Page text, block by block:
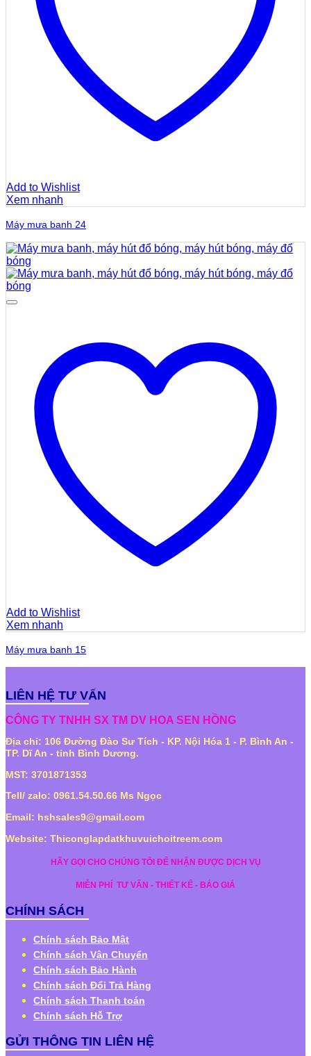
Add to Wishlist
Xem nhanh
Máy mưa banh 24
Add to Wishlist
Xem nhanh
Máy mưa banh 15
LIÊN HỆ TƯ VẤN
CÔNG TY TNHH SX TM DV HOA SEN HỒNG
Địa chỉ: 106 Đường Đào Sư Tích - KP. Nội Hóa 1 - P. Bình An -
TP. Dĩ An - tỉnh Bình Dương.
MST: 3701871353
Tell/ zalo: 0961.54.50.66 Ms Ngọc
Email: hshsales9@gmail.com
Website: Thiconglapdatkhuvuichoitreem.com
HÃY GỌI CHO CHÚNG TÔI ĐỂ NHẬN ĐƯỢC DỊCH VỤ
MIỄN PHÍ TƯ VẤN - THIẾT KẾ - BÁO GIÁ
CHÍNH SÁCH
Chính sách Bảo Mật
Chính sách Vận Chuyển
Chính sách Bảo Hành
Chính sách Đổi Trả Hàng
Chính sách Thanh toán
Chính sách Hỗ Trợ
GỬI THÔNG TIN LIÊN HỆ